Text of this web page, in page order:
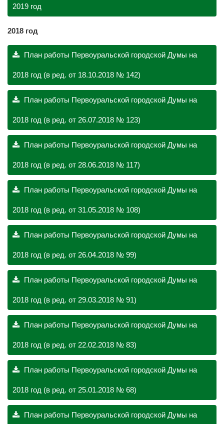
2019 год
2018 год
План работы Первоуральской городской Думы на
2018 год (в ред. от 18.10.2018 № 142)
План работы Первоуральской городской Думы на
2018 год (в ред. от 26.07.2018 № 123)
План работы Первоуральской городской Думы на
2018 год (в ред. от 28.06.2018 № 117)
План работы Первоуральской городской Думы на
2018 год (в ред. от 31.05.2018 № 108)
План работы Первоуральской городской Думы на
2018 год (в ред. от 26.04.2018 № 99)
План работы Первоуральской городской Думы на
2018 год (в ред. от 29.03.2018 № 91)
План работы Первоуральской городской Думы на
2018 год (в ред. от 22.02.2018 № 83)
План работы Первоуральской городской Думы на
2018 год (в ред. от 25.01.2018 № 68)
План работы Первоуральской городской Думы на